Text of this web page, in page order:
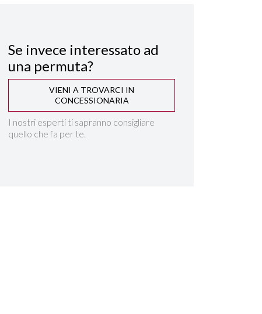
Se invece interessato ad
una permuta?
VIENI A TROVARCI IN
CONCESSIONARIA
I nostri esperti ti sapranno consigliare
quello che fa per te.